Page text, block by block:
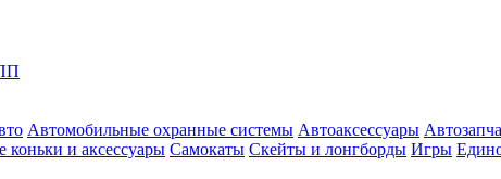
Автомобильные охранные системы Автоаксессуары
коньки и аксессуары Самокаты Скейты и лонгборды Игры